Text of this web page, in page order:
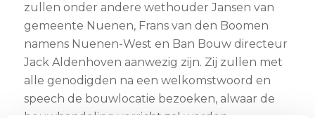
zullen onder andere wethouder Jansen van
gemeente Nuenen, Frans van den Boomen
namens Nuenen-West en Ban Bouw directeur
Jack Aldenhoven aanwezig zijn. Zij zullen met
alle genodigden na een welkomstwoord en
speech de bouwlocatie bezoeken, alwaar de